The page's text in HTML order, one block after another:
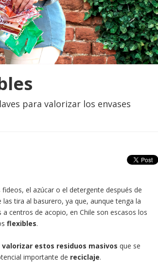
para valorizar los envases
el azúcar o el detergente después de
tira al basurero, ya que, aunque tenga la
a centros de acopio, en Chile son escasos los
flexibles.
valorizar estos residuos masivos que se
importante de reciclaje.